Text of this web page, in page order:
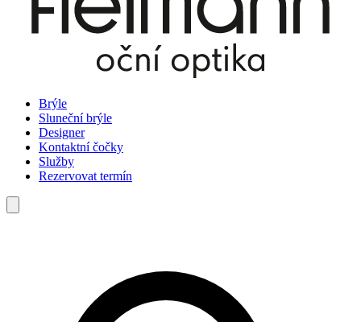
Brýle
Sluneční brýle
Designer
Kontaktní čočky
Služby
Rezervovat termín